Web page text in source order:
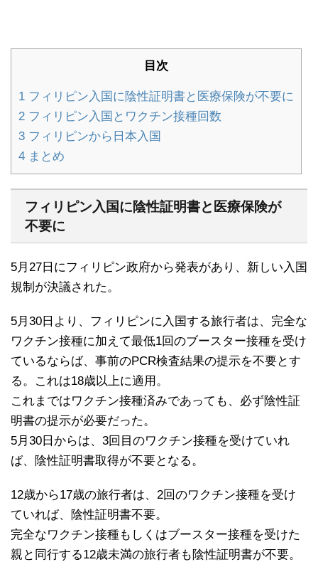
目次
1 フィリピン入国に陰性証明書と医療保険が不要に
2 フィリピン入国とワクチン接種回数
3 フィリピンから日本入国
4 まとめ
フィリピン入国に陰性証明書と医療保険が
不要に
5月27日にフィリピン政府から発表があり、新しい入国
規制が決議された。
5月30日より、フィリピンに入国する旅行者は、完全な
ワクチン接種に加えて最低1回のブースター接種を受け
ているならば、事前のPCR検査結果の提示を不要とす
る。これは18歳以上に適用。
これまではワクチン接種済みであっても、必ず陰性証
明書の提示が必要だった。
5月30日からは、3回目のワクチン接種を受けていれ
ば、陰性証明書取得が不要となる。
12歳から17歳の旅行者は、2回のワクチン接種を受け
ていれば、陰性証明書不要。
完全なワクチン接種もしくはブースター接種を受けた
親と同行する12歳未満の旅行者も陰性証明書が不要。